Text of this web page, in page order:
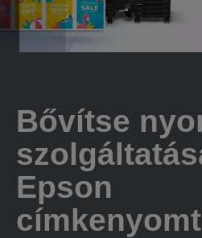
Bővítse
Epson